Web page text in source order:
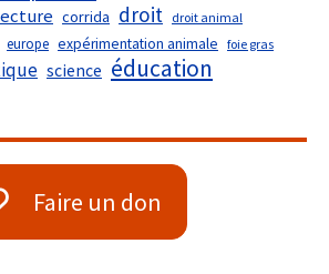
corrida droit droit animal
europe expérimentation animale foie gras
science éducation
Faire un don